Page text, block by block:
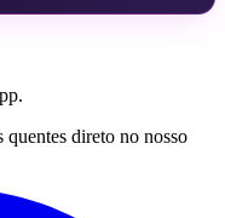
direto no nosso